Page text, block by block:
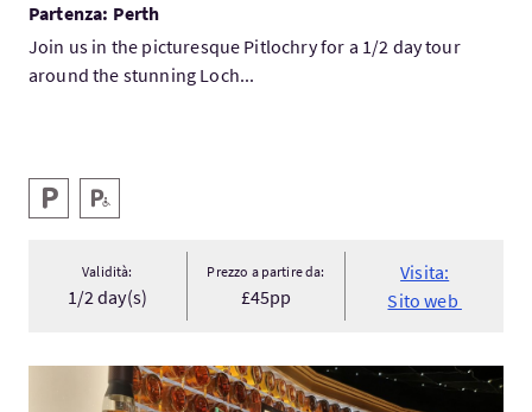
Partenza: Perth
Join us in the picturesque Pitlochry for a 1/2 day tour
around the stunning Loch...
Servizi
ParcheggioParcheggio per disabili
Validità:
1/2 day(s)
Prezzo a partire da:
£45pp
Visita:
Sito web
Visita:Whisky Galore Day Tour